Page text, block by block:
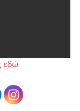
εδώ.